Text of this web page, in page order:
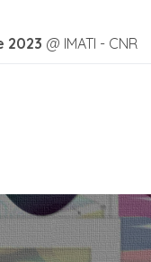
2023 @ IMATI - CNR